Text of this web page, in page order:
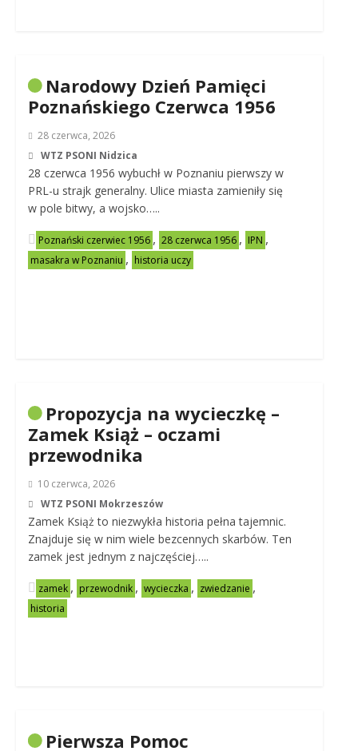
Narodowy Dzień Pamięci
Poznańskiego Czerwca 1956
28 czerwca, 2026
WTZ PSONI Nidzica
28 czerwca 1956 wybuchł w Poznaniu pierwszy w
PRL-u strajk generalny. Ulice miasta zamieniły się
w pole bitwy, a wojsko…..
Poznański czerwiec 1956 , 28 czerwca 1956 , IPN ,
masakra w Poznaniu , historia uczy
Propozycja na wycieczkę –
Zamek Książ – oczami
przewodnika
10 czerwca, 2026
WTZ PSONI Mokrzeszów
Zamek Książ to niezwykła historia pełna tajemnic.
Znajduje się w nim wiele bezcennych skarbów. Ten
zamek jest jednym z najczęściej…..
zamek , przewodnik , wycieczka , zwiedzanie ,
historia
Pierwsza Pomoc